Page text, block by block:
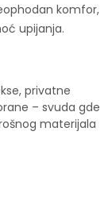
komfor,
upijanja.
privatne
– svuda gde
materijala